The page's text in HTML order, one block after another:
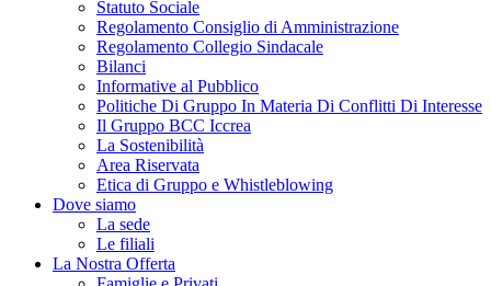
Statuto Sociale
Regolamento Consiglio di Amministrazione
Regolamento Collegio Sindacale
Bilanci
Informative al Pubblico
Politiche Di Gruppo In Materia Di Conflitti Di Interesse
Il Gruppo BCC Iccrea
La Sostenibilità
Area Riservata
Etica di Gruppo e Whistleblowing
Dove siamo
La sede
Le filiali
La Nostra Offerta